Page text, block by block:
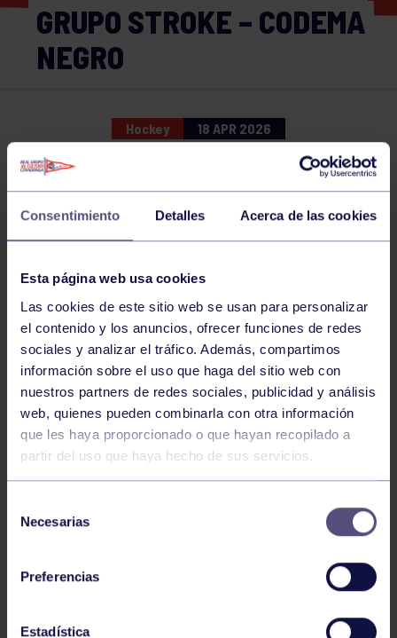
Consentimiento Detalles Acerca de las cookies
Esta página web usa cookies
Las cookies de este sitio web se usan para personalizar
el contenido y los anuncios, ofrecer funciones de redes
sociales y analizar el tráfico. Además, compartimos
información sobre el uso que haga del sitio web con
nuestros partners de redes sociales, publicidad y análisis
web, quienes pueden combinarla con otra información
que les haya proporcionado o que hayan recopilado a
partir del uso que haya hecho de sus servicios.
Necesarias
Preferencias
Estadística
GRUPO STROKE – CODEMA
NEGRO
Hockey 18 APR 2026
NOTICIAS RELACIONADAS
Hockey 28 Jul 2026
ÓSCAR PALOMERO, RUMBO AL
MUNDIAL